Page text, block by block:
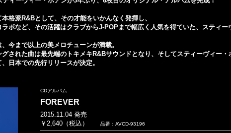
格派R&Bとして、その才能をいかんなく発揮し、
ボなど、その活躍はクラブからJ-POPまで幅広く人気を得ていた、スティー
今まで以上の美メロチューンが満載。
された曲は最先端のトキメキR&Bサウンドとなり、そしてスティーヴィー
日本での先行リリースが決定。
CDアルバム
FOREVER
2015.11.04 発売
￥2,640（税込）
品番：AVCD-93196